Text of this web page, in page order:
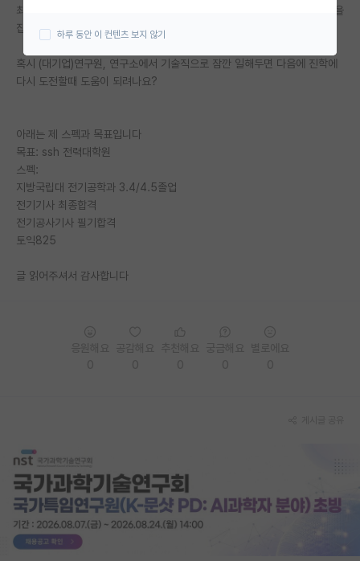
연구실(PI) 홍보 게시판
석박사 채용 정보 게시판
학부 인턴 게시판
취업 게시판
임용 후기 게시판
PI 전용 게시판
인문사회 계열 게시판
커리어
유학교육
이벤트
최대한 전문 자격증이랑 영어점수 영끌했지만, 무경력과 낮은 학점이 발목을
잡은것 같습니다
혹시 (대기업)연구원, 연구소에서 기술직으로 잠깐 일해두면 다음에 진학에
다시 도전할때 도움이 되려나요?
아래는 제 스펙과 목표입니다
목표: ssh 전력대학원
스펙:
지방국립대 전기공학과 3.4/4.5졸업
전기기사 최종합격
전기공사기사 필기합격
토익825
글 읽어주셔서 감사합니다
하루 동안 이 컨텐츠 보지 않기